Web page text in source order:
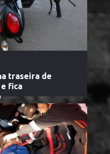
traseira de
e fica